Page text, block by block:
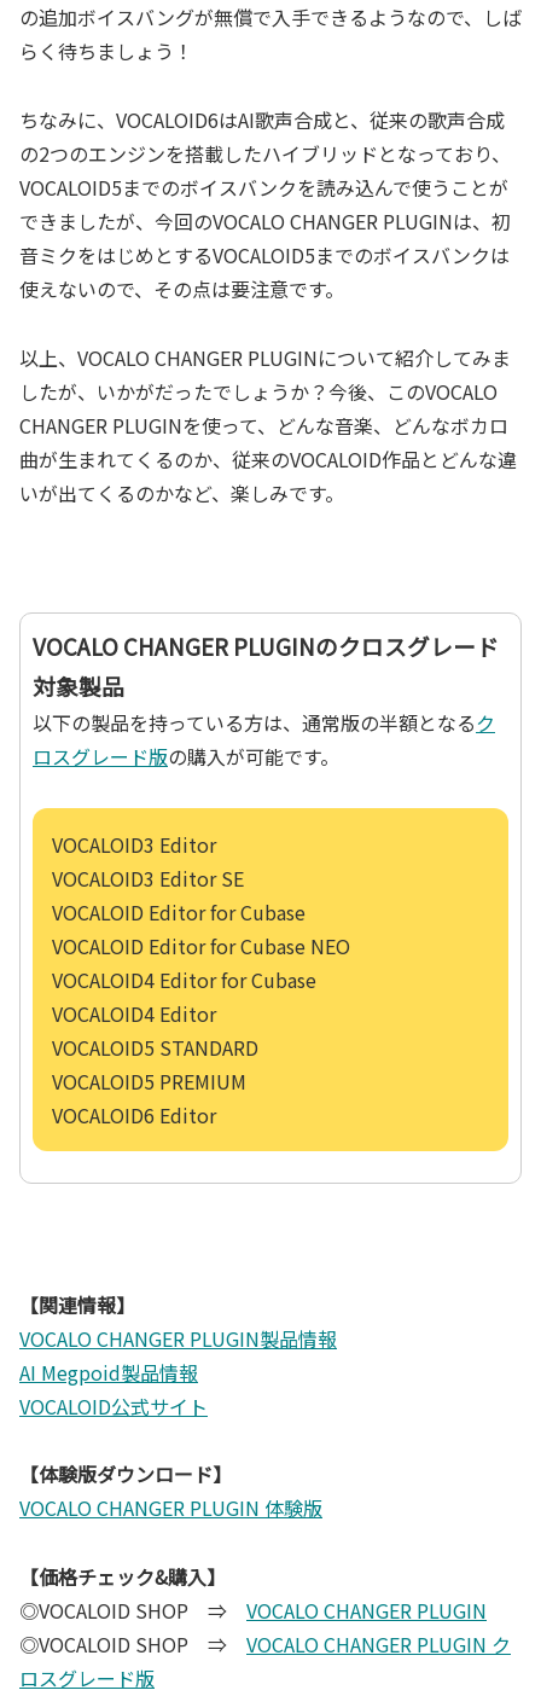
の追加ボイスバングが無償で入手できるようなので、しば
らく待ちましょう！
ちなみに、VOCALOID6はAI歌声合成と、従来の歌声合成
の2つのエンジンを搭載したハイブリッドとなっており、
VOCALOID5までのボイスバンクを読み込んで使うことが
できましたが、今回のVOCALO CHANGER PLUGINは、初
音ミクをはじめとするVOCALOID5までのボイスバンクは
使えないので、その点は要注意です。
以上、VOCALO CHANGER PLUGINについて紹介してみま
したが、いかがだったでしょうか？今後、このVOCALO
CHANGER PLUGINを使って、どんな音楽、どんなボカロ
曲が生まれてくるのか、従来のVOCALOID作品とどんな違
いが出てくるのかなど、楽しみです。
VOCALO CHANGER PLUGINのクロスグレード
対象製品
以下の製品を持っている方は、通常版の半額となるク
ロスグレード版の購入が可能です。
VOCALOID3 Editor
VOCALOID3 Editor SE
VOCALOID Editor for Cubase
VOCALOID Editor for Cubase NEO
VOCALOID4 Editor for Cubase
VOCALOID4 Editor
VOCALOID5 STANDARD
VOCALOID5 PREMIUM
VOCALOID6 Editor
【関連情報】
VOCALO CHANGER PLUGIN製品情報
AI Megpoid製品情報
VOCALOID公式サイト
【体験版ダウンロード】
VOCALO CHANGER PLUGIN 体験版
【価格チェック&購入】
◎VOCALOID SHOP ⇒ VOCALO CHANGER PLUGIN
◎VOCALOID SHOP ⇒ VOCALO CHANGER PLUGIN ク
ロスグレード版